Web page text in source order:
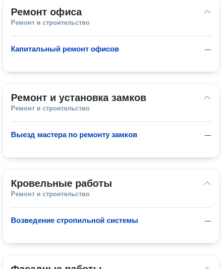
Ремонт офиса
Ремонт и строительство
—
Капитальный ремонт офисов
Ремонт и установка замков
Ремонт и строительство
—
Выезд мастера по ремонту замков
Кровельные работы
Ремонт и строительство
—
Возведение стропильной системы